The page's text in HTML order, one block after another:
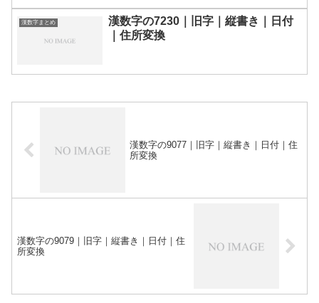
漢数字まとめ
漢数字の7230｜旧字｜縦書き｜日付
｜住所変換
漢数字の9077｜旧字｜縦書き｜日付｜住
所変換
漢数字の9079｜旧字｜縦書き｜日付｜住
所変換